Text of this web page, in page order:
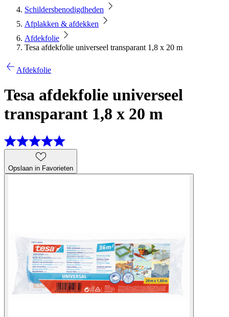
Schildersbenodigdheden
Afplakken & afdekken
Afdekfolie
Tesa afdekfolie universeel transparant 1,8 x 20 m
Afdekfolie
Tesa afdekfolie universeel
transparant 1,8 x 20 m
Opslaan in Favorieten